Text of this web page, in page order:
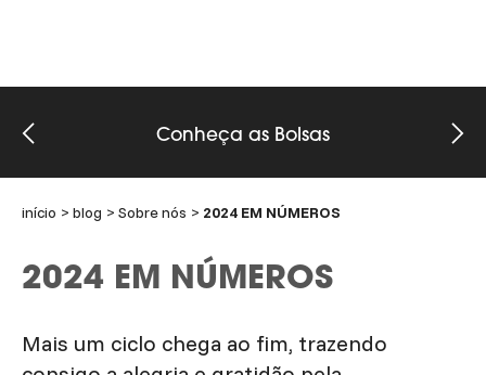
Conheça as Bolsas
início blog Sobre nós 2024 EM NÚMEROS
2024 EM NÚMEROS
Mais um ciclo chega ao fim, trazendo